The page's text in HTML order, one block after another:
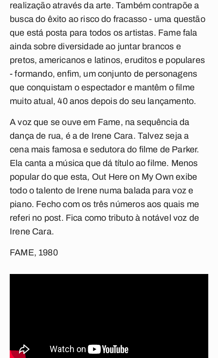
realização através da arte. Também contrapõe a
busca do êxito ao risco do fracasso - uma questão
que está posta para todos os artistas. Fame fala
ainda sobre diversidade ao juntar brancos e
pretos, americanos e latinos, eruditos e populares
- formando, enfim, um conjunto de personagens
que conquistam o espectador e mantêm o filme
muito atual, 40 anos depois do seu lançamento.
A voz que se ouve em Fame, na sequência da
dança de rua, é a de Irene Cara. Talvez seja a
cena mais famosa e sedutora do filme de Parker.
Ela canta a música que dá título ao filme. Menos
popular do que esta, Out Here on My Ownexibe
todo o talento de Irene numa balada para voz e
piano. Fecho com os três números aos quais me
referi no post. Fica como tributo à notável voz de
Irene Cara.
FAME, 1980